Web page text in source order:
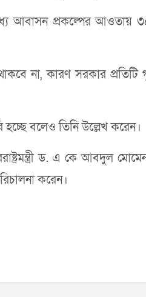
আবাসন প্রকল্পের আওতায়
না, কারণ সরকার
বলেও তিনি উল্লেখ করেন।
ড. এ কে আবদুল
করেন।